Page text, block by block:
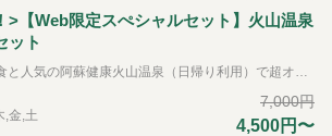
>【Web限定スぺシャルセット】火山温泉
ット
【Web限定Sale！】夕食と人気の阿蘇健康火山温泉（日帰り利用）で超オトク お風呂入って、ごはん食べて帰りたい！そんなお客様のお声をセット券にしてみました。 【宿泊者専用レストラン・ビックファーム】 カラダのための健康につながる食事をする。 食べる事で健康に。食事と健康へのこだわり。 ビッグファームでは身体にやさしく元気が出る、その季節ならではの食材を活かしたメニューがお召し上がりください。隣接する自社農園から毎日届く新鮮野菜は、安心安全の無農薬栽培です。阿蘇の清涼な伏流水に育てられた新鮮野菜をぜひお楽しみください。 【阿蘇健康火山温泉】 男女それぞれ1千坪ものビッグスケールを誇る温泉施設。開放的な露天風呂エリアでは、全長150mもの木製の遊歩道で大自然を全身で感じていただける他、15種もの多彩な温浴スタイルをお楽しみいただくことで旅の疲れを癒します。阿蘇火山温泉は、立ち寄り湯・日帰り温泉入浴も行っております。どうぞご利用ください。
,金,土
7,000円
4,500円〜